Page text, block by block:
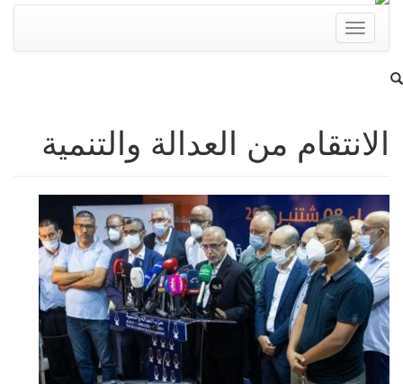
Toggle
navigation
الانتقام من العدالة والتنمية